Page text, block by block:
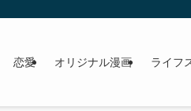
恋愛 オリジナル漫画 ライフ